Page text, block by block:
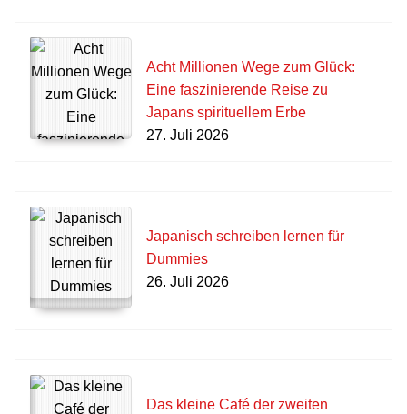
Acht Millionen Wege zum Glück:
Eine faszinierende Reise zu
Japans spirituellem Erbe
27. Juli 2026
Japanisch schreiben lernen für
Dummies
26. Juli 2026
Das kleine Café der zweiten